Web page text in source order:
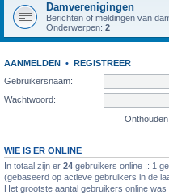
Damverenigingen
Berichten of meldingen van
Onderwerpen: 2
AANMELDEN • REGISTREER
Gebruikersnaam:
Wachtwoord:
Onthouden
WIE IS ER ONLINE
In totaal zijn er 24 gebruikers online :: 1
(gebaseerd op actieve gebruikers in de
Het grootste aantal gebruikers online was